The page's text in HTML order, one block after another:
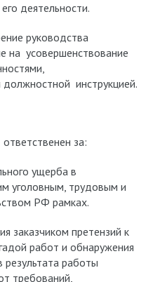
деятельности.
руководства
на усовершенствование
инструкцией.
за:
ущерба в
уголовным, трудовым и
РФ рамках.
заказчиком претензий к
работ и обнаружения
работы
требований,